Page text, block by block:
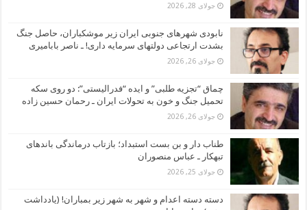
جولای 28, 2026
نابودی شهرهای جنوبی ایران زیر موشکباران، حاصل جنگ
بشدت ارتجاعی دولتهای سرمایه داری! ـ ناصر بابامیری
جولای 26, 2026
چماق “تجزیه طلبی” و ایده “فدرالیستی”: دو روی سکه
تحمیل جنگ و خون به تحولات ایران ـ رحمان حسین زاده
جولای 26, 2026
طناب دار و بن بست استبداد؛ بازتاب درماندگی باندهای
تبهکار ـ عباس منصوران
جولای 25, 2026
دسته دسته اعدام و شهر به شهر زیر بمباران! (یادداشت